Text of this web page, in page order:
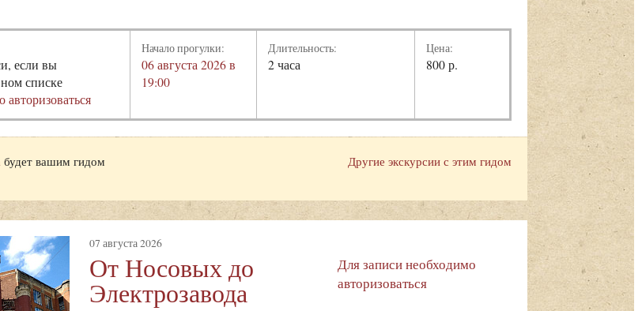
если вы
списке
Начало прогулки:
06 августа 2026 в
19:00
Длительность:
2 часа
Цена:
800 р.
Другие экскурсии с этим гидом
будет вашим гидом
07 августа 2026
От Носовых до
Электрозавода
Для записи необходимо
авторизоваться